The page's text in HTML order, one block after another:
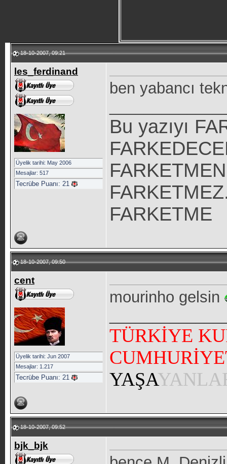
18-10-2007, 09:21
les_ferdinand
Üyelik tarihi: May 2006
Mesajlar: 517
Tecrübe Puanı: 21
ben yabancı
Bu yazıyı
FARKETME
18-10-2007, 09:50
cent
Üyelik tarihi: Jun 2007
Mesajlar: 1.217
Tecrübe Puanı: 21
mourinho gelsin
TÜRKİYE
YAŞA
18-10-2007, 09:52
bjk_bjk